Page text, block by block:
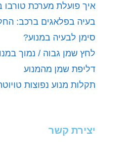
איך פועלת מערכת טורבו
בעיה בפלאגים ברכב:
סימן לבעיה במנוע?
לחץ שמן גבוה / נמוך
דליפת שמן מהמנוע
תקלות מנוע נפוצות
יצירת קשר